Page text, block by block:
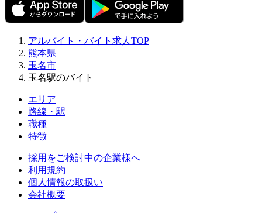
アルバイト・バイト求人TOP
熊本県
玉名市
玉名駅のバイト
エリア
路線・駅
職種
特徴
採用をご検討中の企業様へ
利用規約
個人情報の取扱い
会社概要